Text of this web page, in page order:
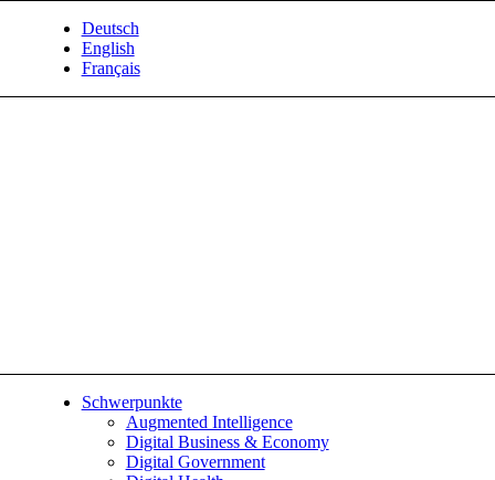
Deutsch
English
Français
Schwerpunkte
Augmented Intelligence
Digital Business & Economy
Digital Government